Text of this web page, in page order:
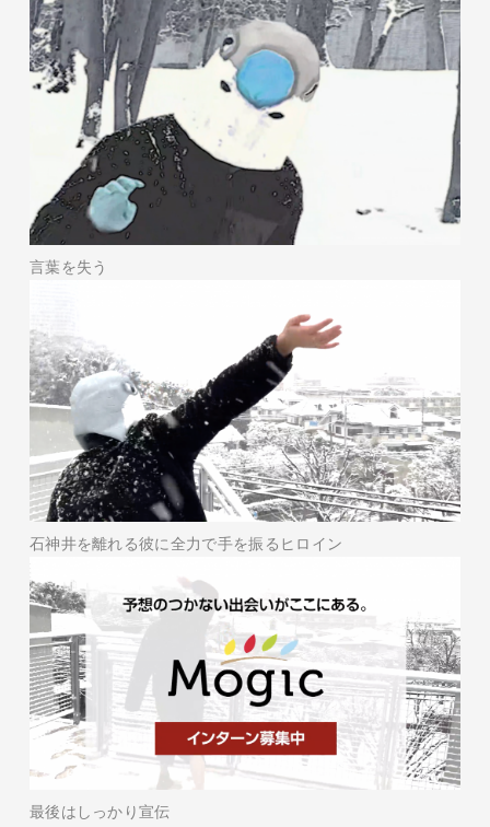
言葉を失う
石神井を離れる彼に全力で手を振るヒロイン
最後はしっかり宣伝